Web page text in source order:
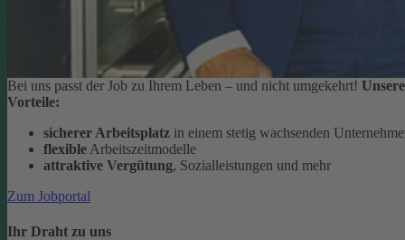
Bei uns passt der Job zu Ihrem Leben – und nicht umgekehrt! Unsere
Vorteile:
sicherer Arbeitsplatz in einem stetig wachsenden
flexible Arbeitszeitmodelle
attraktive Vergütung, Sozialleistungen und mehr
Zum Jobportal
Ihr Draht zu uns